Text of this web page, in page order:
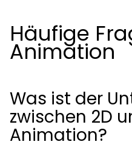
Häufige
Animation
Was ist der
zwischen 2D
Animation?